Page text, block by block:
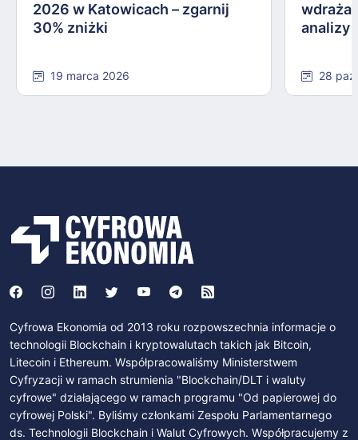
2026 w Katowicach – zgarnij
30% zniżki
19 marca 2026
analizy
28
Cyfrowa Ekonomia od 2013 roku rozpowszechnia informacje o
technologii Blockchain i kryptowalutach takich jak Bitcoin,
Litecoin i Ethereum. Współpracowaliśmy Ministerstwem
Cyfryzacji w ramach strumienia "Blockchain/DLT i waluty
cyfrowe" działającego w ramach programu "Od papierowej do
cyfrowej Polski". Byliśmy członkami Zespołu Parlamentarnego
ds. Technologii Blockchain i Walut Cyfrowych. Współpracujemy z